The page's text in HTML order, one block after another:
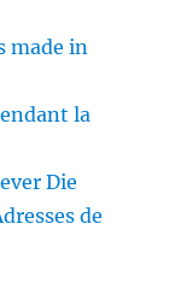
made in
la
Die
de